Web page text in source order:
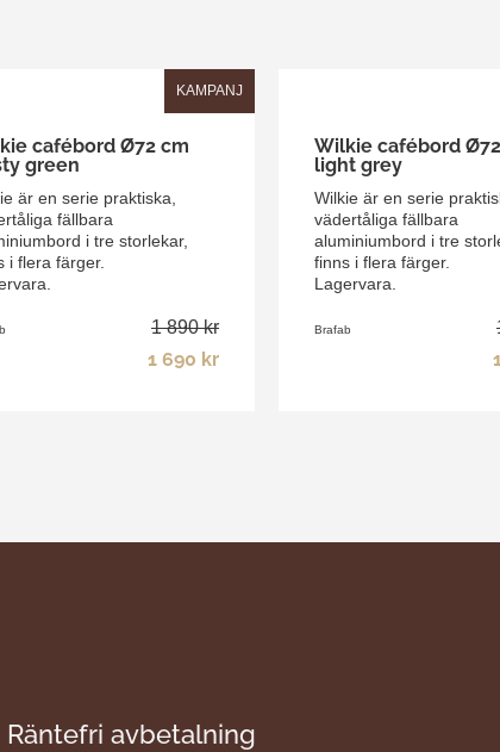
KAMPANJ
cafébord Ø72 cm
green
är en serie praktiska,
fällbara
i tre storlekar,
i flera färger.
1 890 kr
1 690 kr
Wilkie cafébord
light grey
Wilkie är en serie
vädertåliga fällbara
aluminiumbord i tre
finns i flera färger.
Lagervara.
Brafab
Räntefri avbetalning